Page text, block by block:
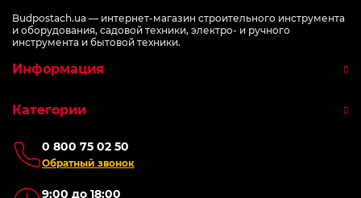
Budpostach.ua — интернет-магазин строительного инструмента
и оборудования, садовой техники, электро- и ручного
инструмента и бытовой техники.
0 800 75 02 50
Обратный звонок
9:00 до 18:00
Информация
Категории